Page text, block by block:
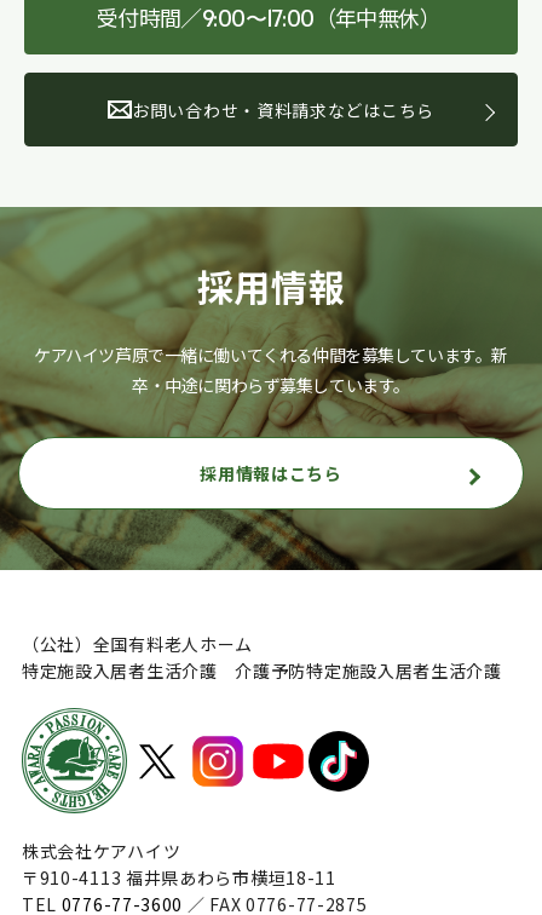
受付時間／9:00〜17:00 （年中無休）
お問い合わせ・資料請求などはこちら
採用情報
ケアハイツ芦原で一緒に働いてくれる仲間を募集しています。新
卒・中途に関わらず募集しています。
採用情報はこちら
（公社）全国有料老人ホーム
特定施設入居者生活介護 介護予防特定施設入居者生活介護
株式会社ケアハイツ
〒910-4113 福井県あわら市横垣18-11
TEL 0776-77-3600 ／ FAX 0776-77-2875